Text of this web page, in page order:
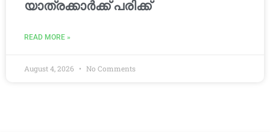
യാത്രക്കാര്‍ക്ക് പരിക്ക്
READ MORE »
August 4, 2026 No Comments